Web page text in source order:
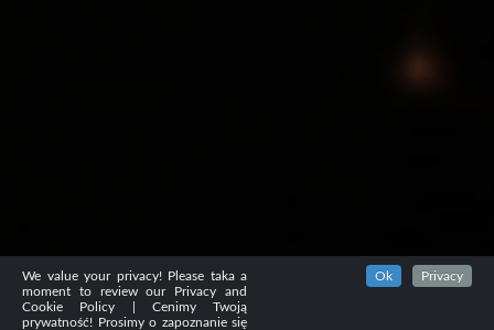
We value your privacy! Please taka a
moment to review our Privacy and
Cookie Policy | Cenimy Twoją
prywatność! Prosimy o zapoznanie się
Ok Privacy